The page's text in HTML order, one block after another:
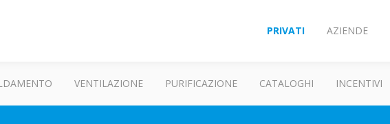
PRIVATI AZIENDE
VENTILAZIONE PURIFICAZIONE CATALOGHI INCENTIVI